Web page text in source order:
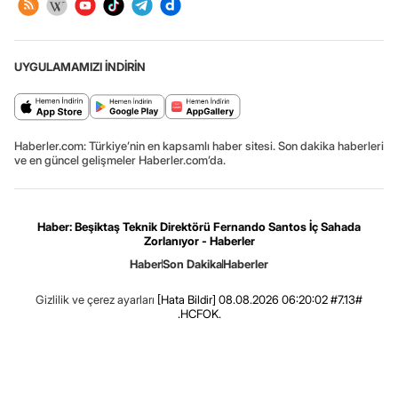
UYGULAMAMIZI İNDİRİN
Haberler.com: Türkiye’nin en kapsamlı haber sitesi. Son dakika haberleri
ve en güncel gelişmeler Haberler.com’da.
Haber: Beşiktaş Teknik Direktörü Fernando Santos İç Sahada
Zorlanıyor - Haberler
HaberSon DakikaHaberler
Gizlilik ve çerez ayarları [Hata Bildir] 08.08.2026 06:20:02 #7.13#
.HCFOK.